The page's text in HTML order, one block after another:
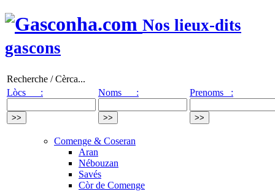
Nos lieux-dits
gascons
Recherche / Cèrca...
Lòcs :
Noms : Prenoms :
Comenge & Coseran
Aran
Nébouzan
Savés
Còr de Comenge